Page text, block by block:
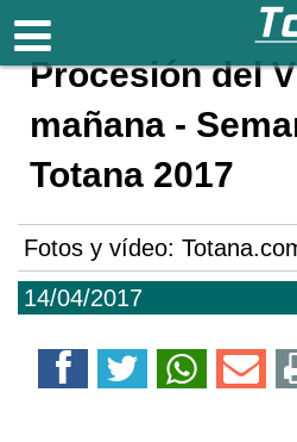
Totana.com
14/04/2017
Procesión del
mañana -
Totana 2017
Fotos y vídeo: